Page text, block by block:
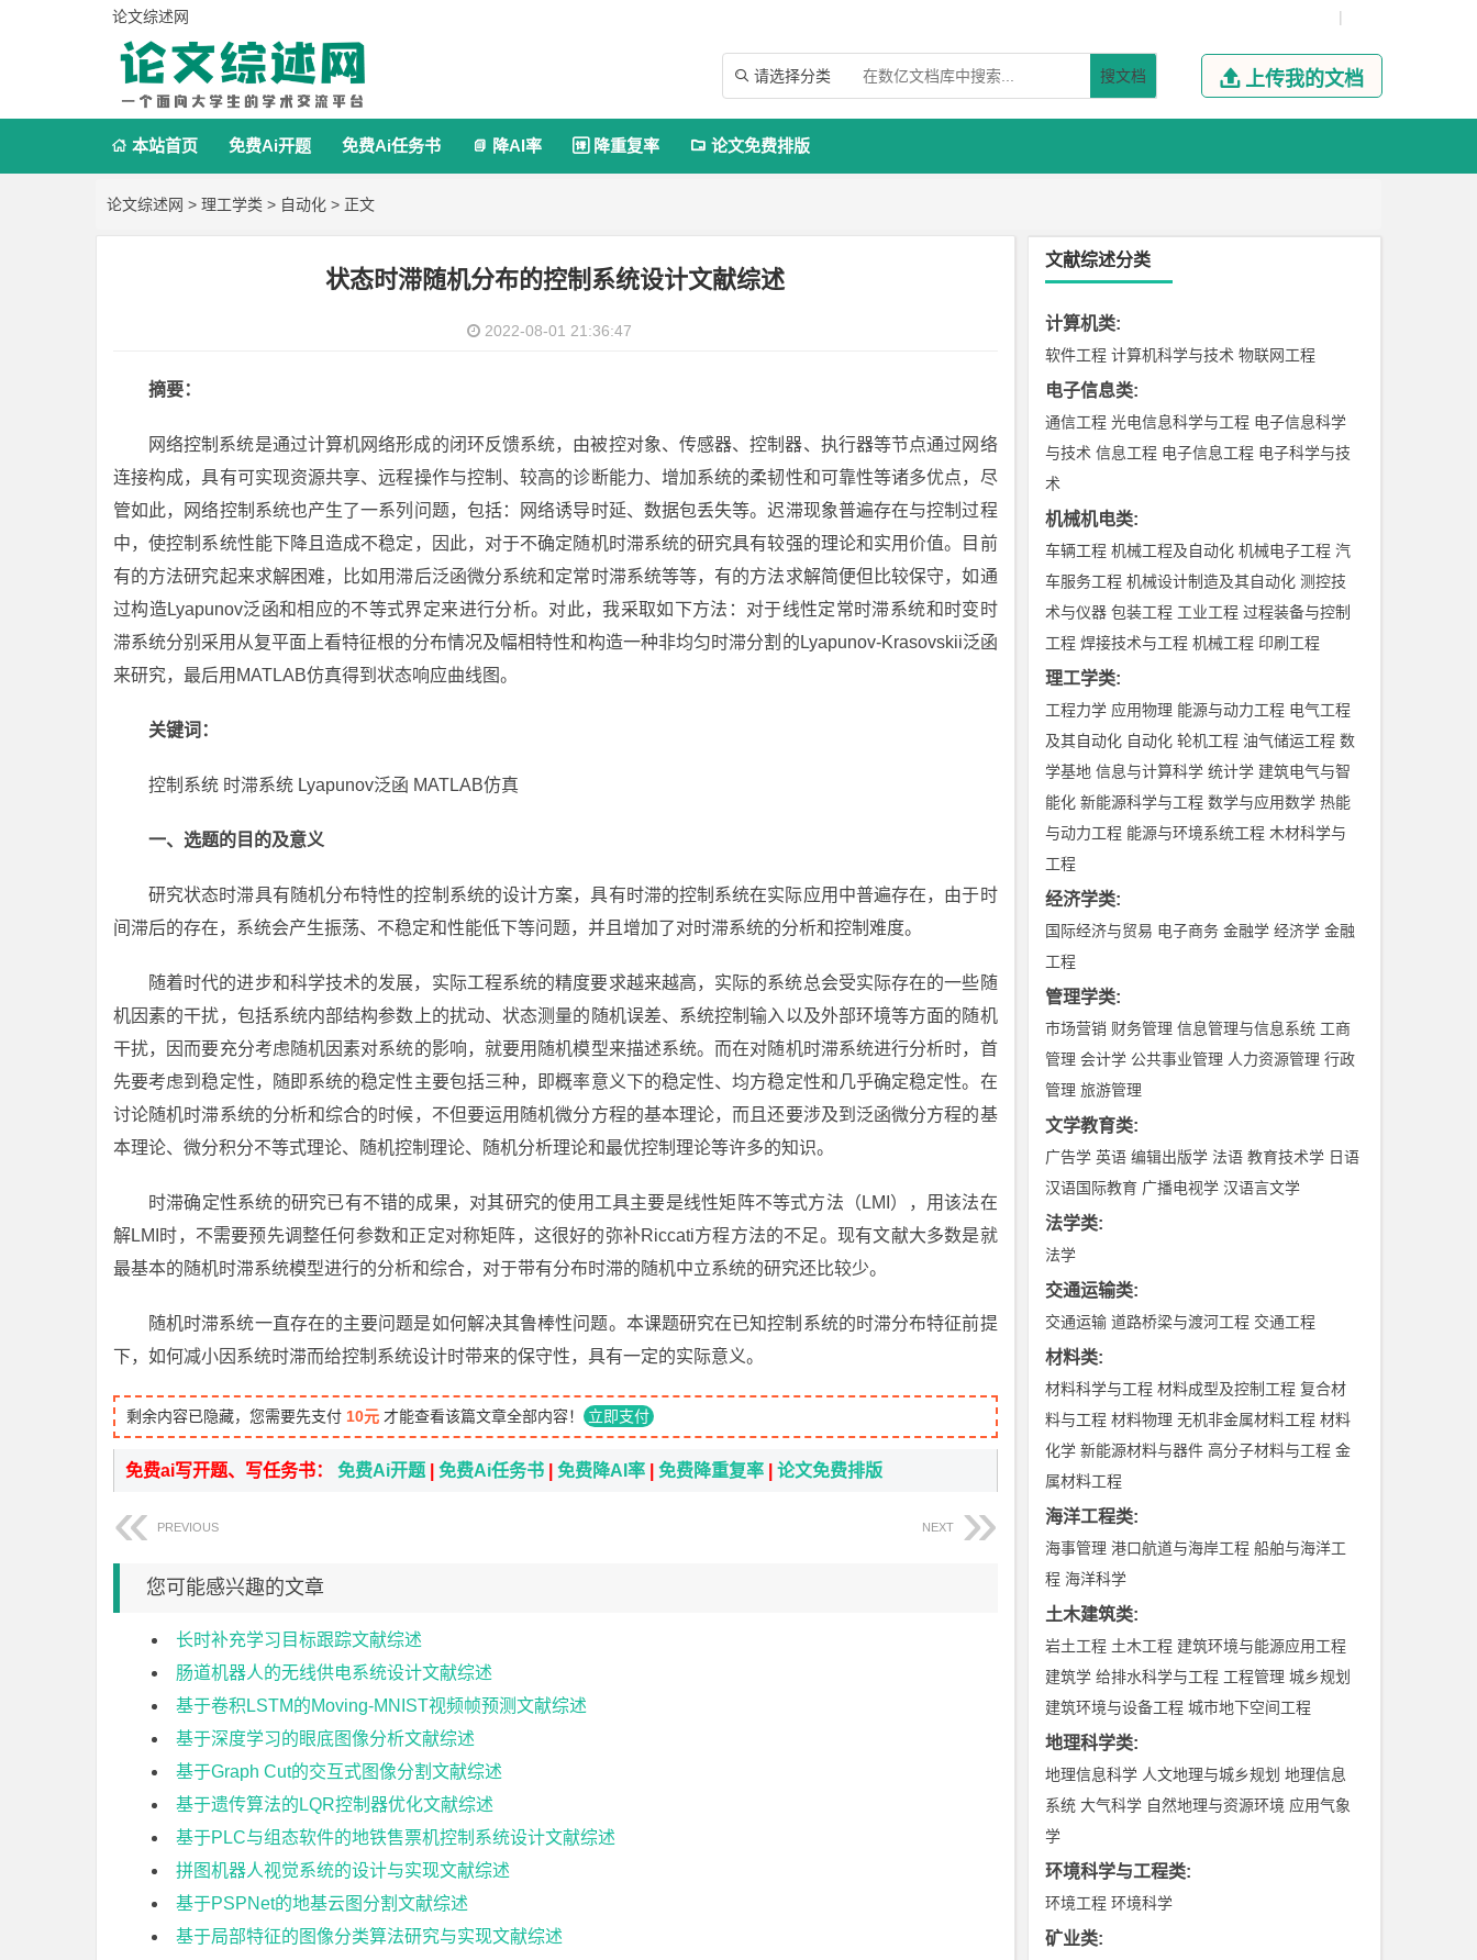
论文综述网 |
 请选择分类 搜文档  上传我的文档
 本站首页 免费Ai开题 免费Ai任务书  降AI率  降重复率  论文免费排版
论文综述网 > 理工学类 > 自动化 > 正文
状态时滞随机分布的控制系统设计文献综述
2022-08-01 21:36:47
摘要：
网络控制系统是通过计算机网络形成的闭环反馈系统，由被控对象、传感器、控制器、执行器等节点通过网络
连接构成，具有可实现资源共享、远程操作与控制、较高的诊断能力、增加系统的柔韧性和可靠性等诸多优点，尽
管如此，网络控制系统也产生了一系列问题，包括：网络诱导时延、数据包丢失等。迟滞现象普遍存在与控制过程
中，使控制系统性能下降且造成不稳定，因此，对于不确定随机时滞系统的研究具有较强的理论和实用价值。目前
有的方法研究起来求解困难，比如用滞后泛函微分系统和定常时滞系统等等，有的方法求解简便但比较保守，如通
过构造Lyapunov泛函和相应的不等式界定来进行分析。对此，我采取如下方法：对于线性定常时滞系统和时变时
滞系统分别采用从复平面上看特征根的分布情况及幅相特性和构造一种非均匀时滞分割的Lyapunov-Krasovskii泛函
来研究，最后用MATLAB仿真得到状态响应曲线图。
关键词：
控制系统 时滞系统 Lyapunov泛函 MATLAB仿真
一、选题的目的及意义
研究状态时滞具有随机分布特性的控制系统的设计方案，具有时滞的控制系统在实际应用中普遍存在，由于时
间滞后的存在，系统会产生振荡、不稳定和性能低下等问题，并且增加了对时滞系统的分析和控制难度。
随着时代的进步和科学技术的发展，实际工程系统的精度要求越来越高，实际的系统总会受实际存在的一些随
机因素的干扰，包括系统内部结构参数上的扰动、状态测量的随机误差、系统控制输入以及外部环境等方面的随机
干扰，因而要充分考虑随机因素对系统的影响，就要用随机模型来描述系统。而在对随机时滞系统进行分析时，首
先要考虑到稳定性，随即系统的稳定性主要包括三种，即概率意义下的稳定性、均方稳定性和几乎确定稳定性。在
讨论随机时滞系统的分析和综合的时候，不但要运用随机微分方程的基本理论，而且还要涉及到泛函微分方程的基
本理论、微分积分不等式理论、随机控制理论、随机分析理论和最优控制理论等许多的知识。
时滞确定性系统的研究已有不错的成果，对其研究的使用工具主要是线性矩阵不等式方法（LMI），用该法在
解LMI时，不需要预先调整任何参数和正定对称矩阵，这很好的弥补Riccati方程方法的不足。现有文献大多数是就
最基本的随机时滞系统模型进行的分析和综合，对于带有分布时滞的随机中立系统的研究还比较少。
随机时滞系统一直存在的主要问题是如何解决其鲁棒性问题。本课题研究在已知控制系统的时滞分布特征前提
下，如何减小因系统时滞而给控制系统设计时带来的保守性，具有一定的实际意义。
剩余内容已隐藏，您需要先支付 10元 才能查看该篇文章全部内容！ 立即支付
免费ai写开题、写任务书： 免费Ai开题 免费Ai任务书 免费降AI率 免费降重复率 论文免费排版
PREVIOUS NEXT
您可能感兴趣的文章
长时补充学习目标跟踪文献综述
肠道机器人的无线供电系统设计文献综述
基于卷积LSTM的Moving-MNIST视频帧预测文献综述
基于深度学习的眼底图像分析文献综述
基于Graph Cut的交互式图像分割文献综述
基于遗传算法的LQR控制器优化文献综述
基于PLC与组态软件的地铁售票机控制系统设计文献综述
拼图机器人视觉系统的设计与实现文献综述
基于PSPNet的地基云图分割文献综述
基于局部特征的图像分类算法研究与实现文献综述
文献综述分类
计算机类:
软件工程 计算机科学与技术 物联网工程
电子信息类:
通信工程 光电信息科学与工程 电子信息科学
与技术 信息工程 电子信息工程 电子科学与技
术
机械机电类:
车辆工程 机械工程及自动化 机械电子工程 汽
车服务工程 机械设计制造及其自动化 测控技
术与仪器 包装工程 工业工程 过程装备与控制
工程 焊接技术与工程 机械工程 印刷工程
理工学类:
工程力学 应用物理 能源与动力工程 电气工程
及其自动化 自动化 轮机工程 油气储运工程 数
学基地 信息与计算科学 统计学 建筑电气与智
能化 新能源科学与工程 数学与应用数学 热能
与动力工程 能源与环境系统工程 木材科学与
工程
经济学类:
国际经济与贸易 电子商务 金融学 经济学 金融
工程
管理学类:
市场营销 财务管理 信息管理与信息系统 工商
管理 会计学 公共事业管理 人力资源管理 行政
管理 旅游管理
文学教育类:
广告学 英语 编辑出版学 法语 教育技术学 日语
汉语国际教育 广播电视学 汉语言文学
法学类:
法学
交通运输类:
交通运输 道路桥梁与渡河工程 交通工程
材料类:
材料科学与工程 材料成型及控制工程 复合材
料与工程 材料物理 无机非金属材料工程 材料
化学 新能源材料与器件 高分子材料与工程 金
属材料工程
海洋工程类:
海事管理 港口航道与海岸工程 船舶与海洋工
程 海洋科学
土木建筑类:
岩土工程 土木工程 建筑环境与能源应用工程
建筑学 给排水科学与工程 工程管理 城乡规划
建筑环境与设备工程 城市地下空间工程
地理科学类:
地理信息科学 人文地理与城乡规划 地理信息
系统 大气科学 自然地理与资源环境 应用气象
学
环境科学与工程类:
环境工程 环境科学
矿业类: